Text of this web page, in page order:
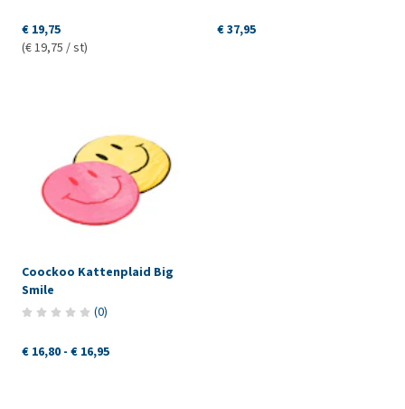
€ 19,75
(€ 19,75 / st)
€ 37,95
Coockoo Kattenplaid Big
Smile
(0)
€ 16,80 - € 16,95